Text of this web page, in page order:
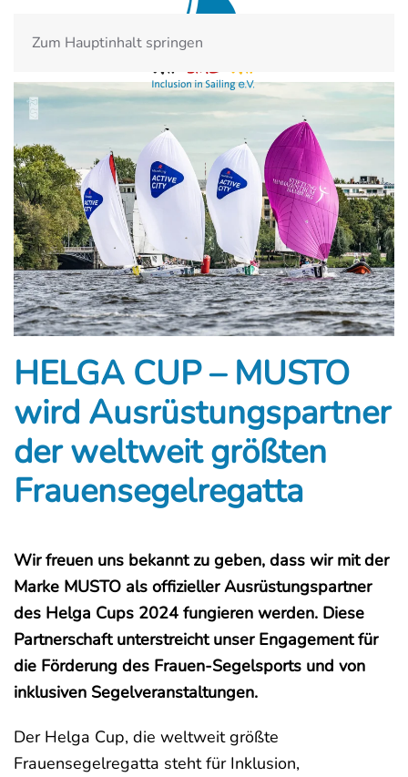
Zum Hauptinhalt springen
HELGA CUP – MUSTO
wird Ausrüstungspartner
der weltweit größten
Frauensegelregatta
Wir freuen uns bekannt zu geben, dass wir mit der
Marke MUSTO als offizieller Ausrüstungspartner
des Helga Cups 2024 fungieren werden. Diese
Partnerschaft unterstreicht unser Engagement für
die Förderung des Frauen-Segelsports und von
inklusiven Segelveranstaltungen.
Der Helga Cup, die weltweit größte
Frauensegelregatta steht für Inklusion,